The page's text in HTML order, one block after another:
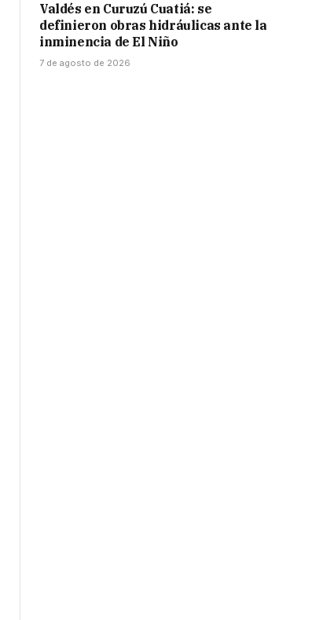
Valdés en Curuzú Cuatiá: se
definieron obras hidráulicas ante la
inminencia de El Niño
7 de agosto de 2026